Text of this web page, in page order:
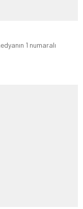
1 numaralı